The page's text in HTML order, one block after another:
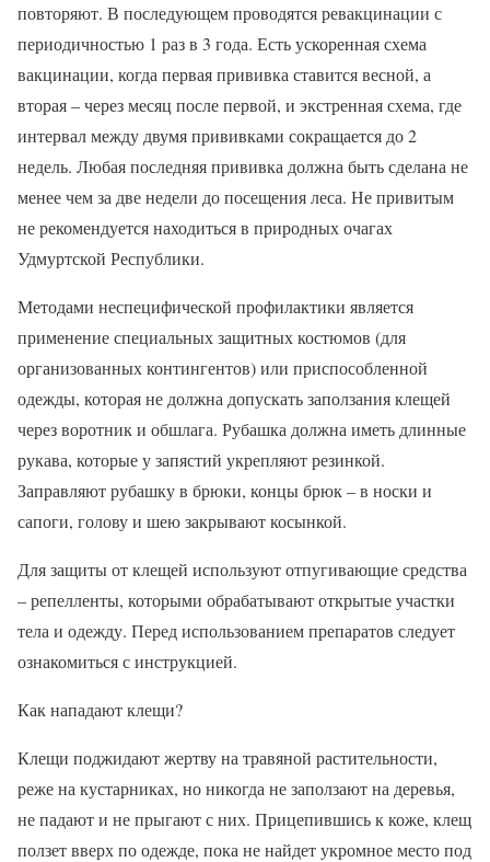
повторяют. В последующем проводятся ревакцинации с
периодичностью 1 раз в 3 года. Есть ускоренная схема
вакцинации, когда первая прививка ставится весной, а
вторая – через месяц после первой, и экстренная схема, где
интервал между двумя прививками сокращается до 2
недель. Любая последняя прививка должна быть сделана не
менее чем за две недели до посещения леса. Не привитым
не рекомендуется находиться в природных очагах
Удмуртской Республики.
Методами неспецифической профилактики является
применение специальных защитных костюмов (для
организованных контингентов) или приспособленной
одежды, которая не должна допускать заползания клещей
через воротник и обшлага. Рубашка должна иметь длинные
рукава, которые у запястий укрепляют резинкой.
Заправляют рубашку в брюки, концы брюк – в носки и
сапоги, голову и шею закрывают косынкой.
Для защиты от клещей используют отпугивающие средства
– репелленты, которыми обрабатывают открытые участки
тела и одежду. Перед использованием препаратов следует
ознакомиться с инструкцией.
Как нападают клещи?
Клещи поджидают жертву на травяной растительности,
реже на кустарниках, но никогда не заползают на деревья,
не падают и не прыгают с них. Прицепившись к коже, клещ
ползет вверх по одежде, пока не найдет укромное место под